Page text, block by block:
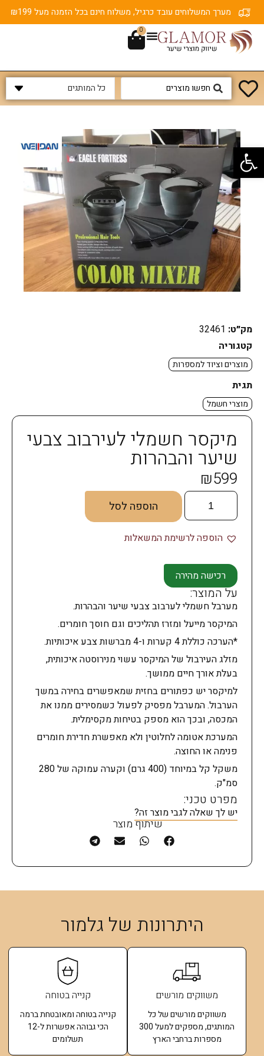
פתח סרגל נגישות
מערך המשלוחים עובד כרגיל, משלוח חינם בכל הזמנה מעל ₪199
0
מיקסר חשמלי לעירבוב צבעי
שיער והבהרות
₪599
הוספה לסל
הוספה לרשימת המשאלות
רכישה מהירה
על המוצר:
מערבל חשמלי לערבוב צבעי שיער והבהרות.
המיקסר מייעל ומזרז תהליכים וגם חוסך חומרים.
*הערכה כוללת 4 קערות ו-4 מברשות צבע איכותיות.
מזלג העירבול של המיקסר עשוי מנירוסטה איכותית,
בעלת אורך חיים ממושך.
למיקסר יש כפתורים בחזית שמאפשרים בחירה במשך
הערבול. המערבל מפסיק לפעול כשמסירים ממנו את
המכסה, ובכך הוא מספק בטיחות מקסימלית.
המערכת אטומה לחלוטין ולא מאפשרת חדירת חומרים
פנימה או החוצה.
משקל קל במיוחד (400 גרם) וקערה עמוקה של 280
סמ"ק.
מפרט טכני:
יש לך שאלה לגבי מוצר זה?
שיתוף מוצר
מק״ט: 32461
קטגוריה
מוצרים וציוד למספרות
תגית
מוצרי חשמל
היתרונות של גלמור
משווקים מורשים
משווקים מורשים של כל
המותגים, מספקים למעל 300
מספרות ברחבי הארץ
קנייה בטוחה
קנייה בטוחה ומאובטחת ברמה
הכי גבוהה אפשרות ל-12
תשלומים​